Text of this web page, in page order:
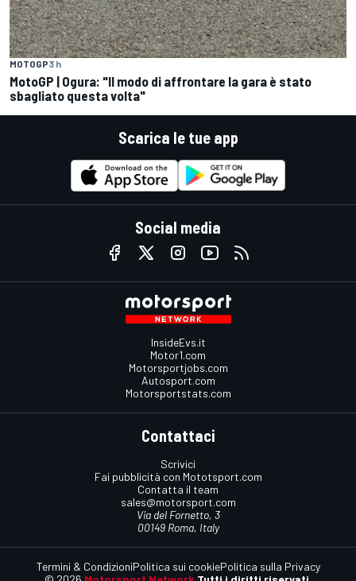
MOTOGP3 h
MotoGP | Ogura: "Il modo di affrontare la gara è stato
sbagliato questa volta"
Scarica le tue app
Social media
InsideEvs.it
Motor1.com
Motorsportjobs.com
Autosport.com
Motorsportstats.com
Contattaci
Scrivici
Fai pubblicità con Mototsport.com
Contatta il team
sales@motorsport.com
Via del Fornetto, 3
00149 Roma, Italy
Termini & CondizioniPolitica sui cookiePolitica sulla Privacy